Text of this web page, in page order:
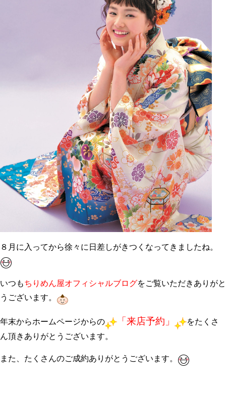
８月に入ってから徐々に日差しがきつくなってきましたね。
いつもちりめん屋オフィシャルブログをご覧いただきありがと
うございます。
年末からホームページからの 「来店予約」
をたくさ
ん頂きありがとうございます。
また、たくさんのご成約ありがとうございます。